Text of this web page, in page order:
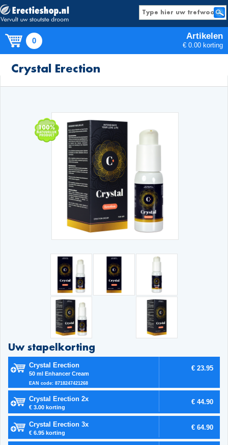
0 Artikelen
€ 0.00 korting
Crystal Erection
Uw stapelkorting
Crystal Erection
50 ml Enhancer Cream
EAN code: 8718247421268
€ 23.95
Crystal Erection 2x
€ 3.00 korting
€ 44.90
Crystal Erection 3x
€ 6.95 korting
€ 64.90